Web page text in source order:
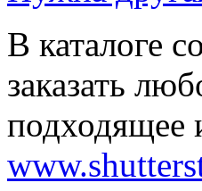
В каталоге
заказать
подходящее